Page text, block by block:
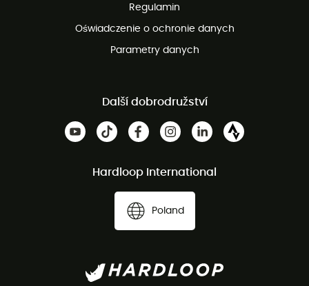
Regulamin
Oświadczenie o ochronie danych
Parametry danych
Další dobrodružství
Hardloop International
Poland